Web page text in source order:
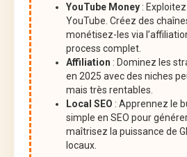
YouTube Money :
YouTube. Créez des
monétisez-les via
process complet.
Affiliation : Dominez les
en 2025 avec des niches
mais très rentables.
Local SEO : Apprennez le
simple en SEO pour
maîtrisez la puissance de
locaux.